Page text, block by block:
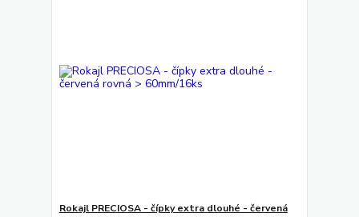
Rokajl PRECIOSA - čípky extra dlouhé - červená